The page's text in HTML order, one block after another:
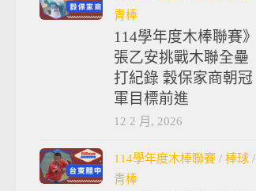
青棒
114學年度木棒聯賽》
張乙安挑戰木聯全壘
打紀錄 穀保家商朝冠
軍目標前進
12 2 月, 2026
114學年度木棒聯賽 / 棒球 /
青棒